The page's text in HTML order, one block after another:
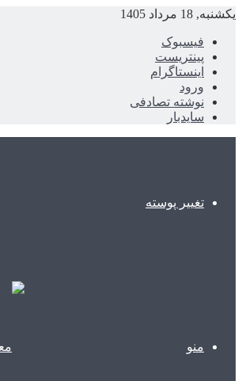
یکشنبه, 18 مرداد 1405
فیسبوک
پینتریست
اینستاگرام
ورود
نوشته تصادفی
سایدبار
تغییر پوسته
منو